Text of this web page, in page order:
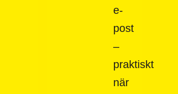
e-
post
–
praktiskt
när